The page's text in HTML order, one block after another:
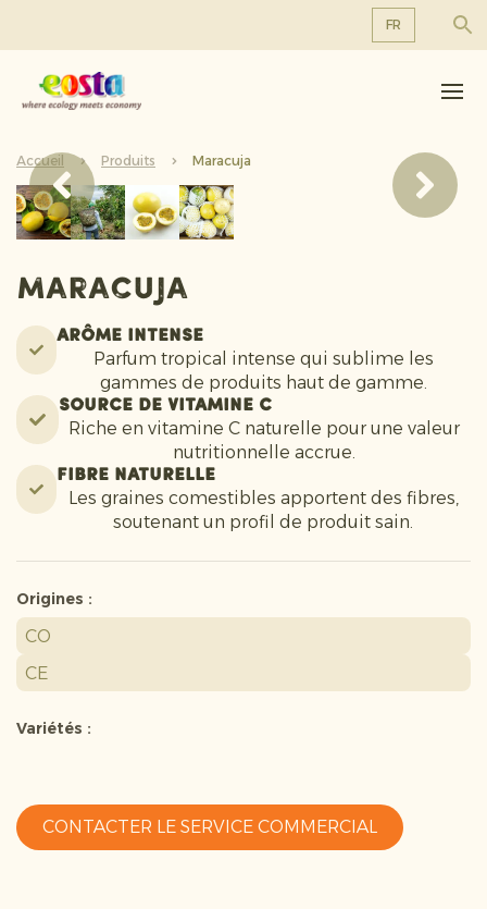
FR
NL
À propos de nous
Produits
Durabilité
Nouvelles et communiqués
Travailler chez Eosta
Accueil Produits Maracuja
Maracuja
Arôme intense
Parfum tropical intense qui sublime les
gammes de produits haut de gamme.
Source de vitamine C
Riche en vitamine C naturelle pour une valeur
nutritionnelle accrue.
Fibre naturelle
Les graines comestibles apportent des fibres,
soutenant un profil de produit sain.
Origines :
CO
CE
Variétés :
CONTACTER LE SERVICE COMMERCIAL